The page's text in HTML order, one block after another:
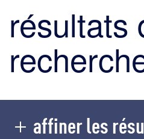
résultats
affiner les